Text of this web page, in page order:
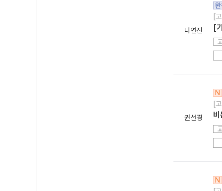
나연진
[
[
권선경
N
[
N